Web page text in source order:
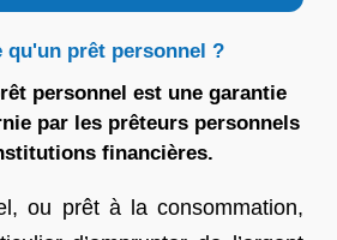
qu'un prêt personnel ?
personnel est une garantie
par les prêteurs personnels
financières.
ou prêt à la consommation,